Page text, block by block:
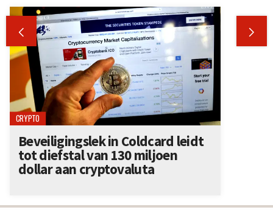
 
CRYPTO
Beveiligingslek in Coldcard leidt
tot diefstal van 130 miljoen
dollar aan cryptovaluta